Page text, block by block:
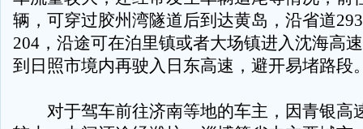
辆，可穿过胶州湾隧道后到达黄岛，沿省道
204，沿途可在泊里镇或者大场镇进入沈海高
到日照市境内再驶入日东高速，避开易堵路段
对于驾车前往济南等地的车主，因青银高